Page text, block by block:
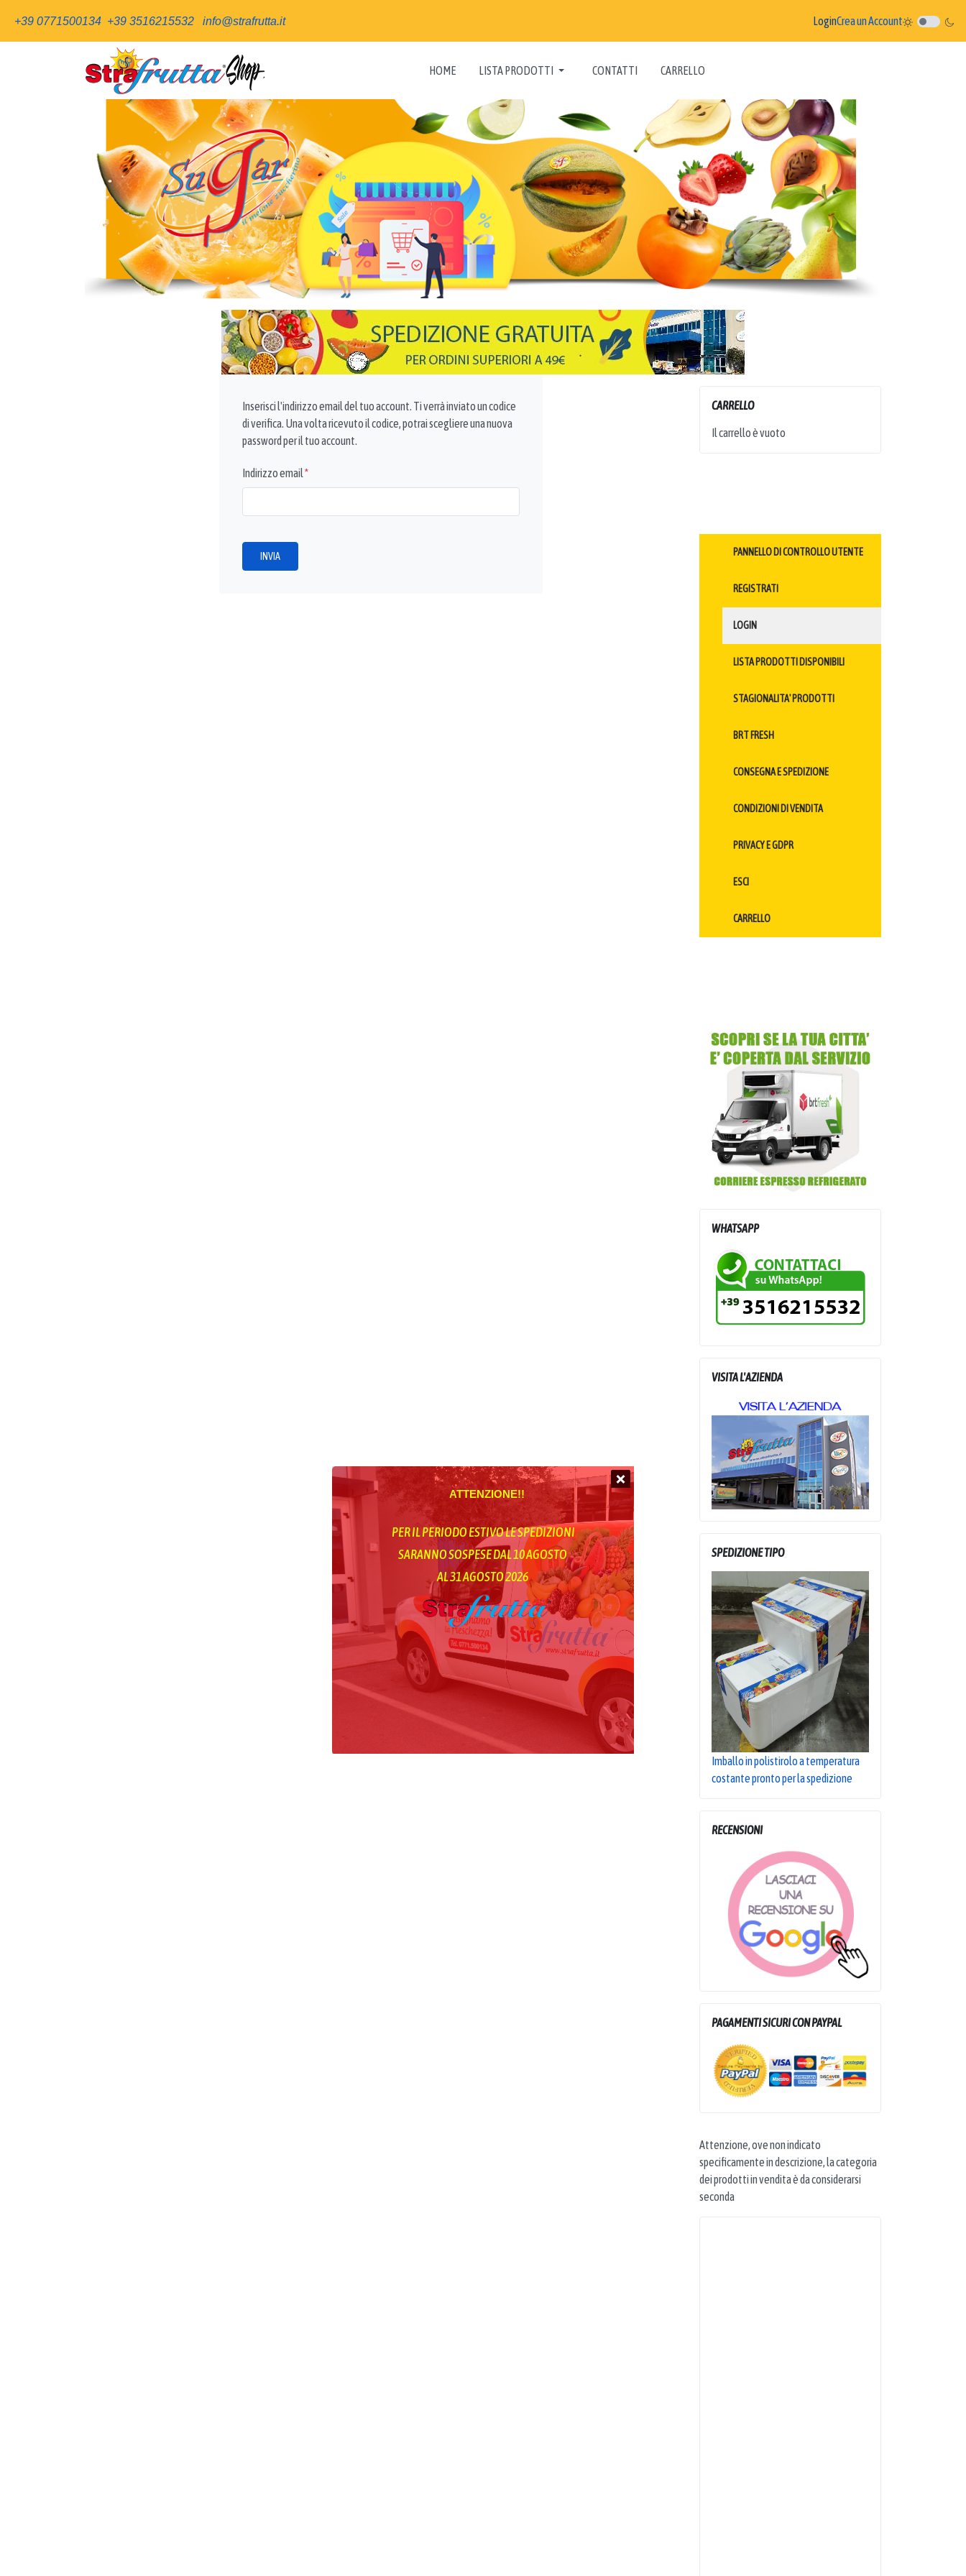
+39 0771500134 +39 3516215532 info@strafrutta.it LoginCrea un Account
HOME LISTA PRODOTTI CONTATTI CARRELLO
ATTENZIONE!!
PER IL PERIODO ESTIVO LE SPEDIZIONI
SARANNO SOSPESE DAL 10 AGOSTO
AL 31 AGOSTO 2026
Inserisci l'indirizzo email del tuo account. Ti verrà inviato un codice
di verifica. Una volta ricevuto il codice, potrai scegliere una nuova
password per il tuo account.
Indirizzo email*
INVIA
CARRELLO
Il carrello è vuoto
PANNELLO DI CONTROLLO UTENTE
REGISTRATI
LOGIN
LISTA PRODOTTI DISPONIBILI
STAGIONALITA' PRODOTTI
BRT FRESH
CONSEGNA E SPEDIZIONE
CONDIZIONI DI VENDITA
PRIVACY E GDPR
ESCI
CARRELLO
WHATSAPP
VISITA L'AZIENDA
SPEDIZIONE TIPO
Imballo in polistirolo a temperatura
costante pronto per la spedizione
RECENSIONI
PAGAMENTI SICURI CON PAYPAL
Attenzione, ove non indicato
specificamente in descrizione, la categoria
dei prodotti in vendita è da considerarsi
seconda